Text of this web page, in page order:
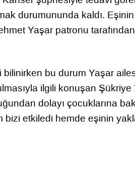
durumununda kaldı. Eşinin
Yaşar patronu
bilinirken bu durum Yaşar
ilgili konuşan Şükriye
dolayı çocuklarına
etkiledi hemde eşinin